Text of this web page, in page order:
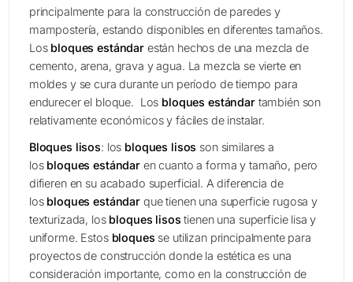
principalmente para la construcción de paredes y
mampostería, estando disponibles en diferentes tamaños.
Losbloques estándarestán hechos de una mezcla de
cemento, arena, grava y agua. La mezcla se vierte en
moldes y se cura durante un período de tiempo para
endurecer el bloque. Los bloques estándartambién son
relativamente económicos y fáciles de instalar.
Bloques lisos: los bloques lisos son similares a
los bloques estándaren cuanto a forma y tamaño, pero
difieren en su acabado superficial. A diferencia de
los bloques estándarque tienen una superficie rugosa y
texturizada, los bloques lisos tienen una superficie lisa y
uniforme. Estos bloques se utilizan principalmente para
proyectos de construcción donde la estética es una
consideración importante, como en la construcción de